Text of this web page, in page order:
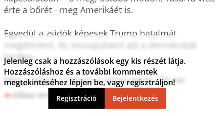
érte a bőrét - meg Amerikáét is.
Egyedül a zsidók képesek Trump hatalmát
megdönteni, és visszajuttatni azt a demokraták
kezébe...
Meg is teszik - Orbánt is elmeszelték nálunk!
Válasz erre 0 0
Jelenleg csak a hozzászólások egy kis részét látja.
Hozzászóláshoz és a további kommentek
megtekintéséhez lépjen be, vagy regisztráljon!
Regisztráció Bejelentkezés